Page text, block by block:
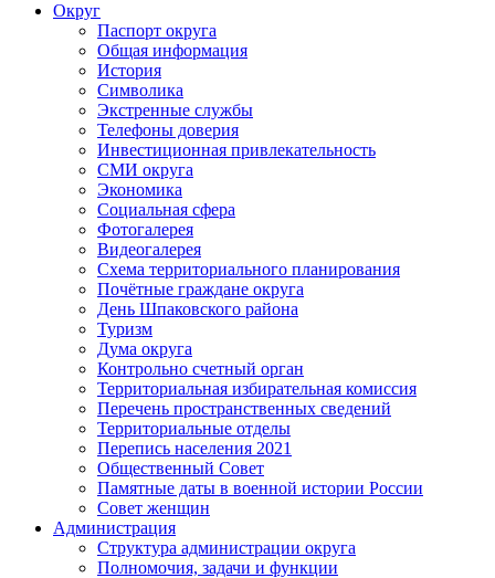
Округ
Паспорт округа
Общая информация
История
Символика
Экстренные службы
Телефоны доверия
Инвестиционная привлекательность
СМИ округа
Экономика
Социальная сфера
Фотогалерея
Видеогалерея
Схема территориального планирования
Почётные граждане округа
День Шпаковского района
Туризм
Дума округа
Контрольно счетный орган
Территориальная избирательная комиссия
Перечень пространственных сведений
Территориальные отделы
Перепись населения 2021
Общественный Совет
Памятные даты в военной истории России
Совет женщин
Администрация
Структура администрации округа
Полномочия, задачи и функции